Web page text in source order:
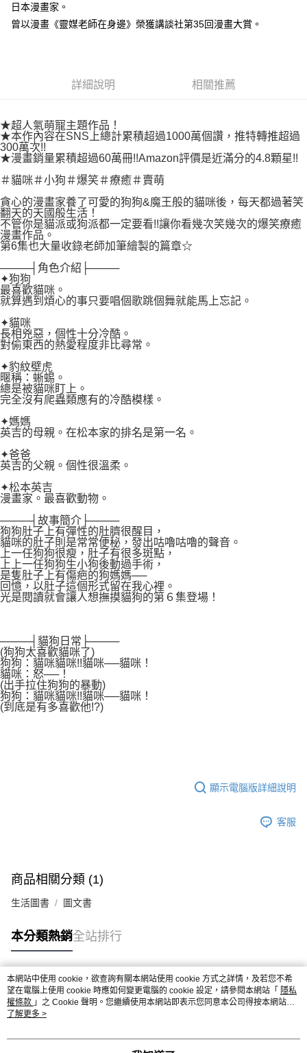
※ 請注意：結帳手續完成當下不需立刻繳費，但若您需要取消訂單，請聯絡
購買商品的店家。未經商家同意取消之訂單仍視為有效，需透過AFTEE先享
後付繳納相關費用。
權轉讓予恩沛科技股份有限公司。
２．關於個人資料處理事宜，請瀏覽以下網址：
https://aftee.tw/terms/#terms3
３．未成年的使用者請事先徵得法定代理人或監護人之同意方可使用
「AFTEE先享後付」，若未經同意申辦者引起之損失，本公司不負相關責
４．使用「AFTEE先享後付」時，將依據個別帳號之用戶狀況，依本公司即
時審查核予不同之上限額度；若仍有額度不足之情形，本公司將視審查結果
請求用戶進行身份認證。
５．嚴禁一人註冊多個帳號或使用他人資訊註冊。若發現惡意使用之情形，
恩沛科技股份有限公司將有權停止該用戶之使用額度並採取法律行動。
每筆NT$80，滿NT$500(含以上)免運費
付款後7-11取貨
每筆NT$80，滿NT$500(含以上)免運費
宅配
國家/地區配送 查看運費
日本漫畫家。
曾以漫畫《靈媒老師在身邊》榮獲講談社第35回漫畫大賞。
詳細說明 相關推薦
★超人氣萌寵主題作品！
★本作內容在SNS上總計累積超過1000萬個讚，推特轉推超過
300萬次!!
★漫畫銷量累積超過60萬冊!!Amazon評價是近滿分的4.8顆星!!
＃貓咪＃小狗＃爆笑＃療癒＃賣萌
貪心的漫畫家養了可愛的狗狗&魔王般的貓咪後，每天都過著笑
翻天的天國般生活！
不管你是貓派或狗派都一定要看!!讓你看幾次笑幾次的爆笑療癒
漫畫作品。
第6集也大量收錄老師加筆繪製的篇章☆
────┤角色介紹├────
✦狗狗
最喜歡貓咪。
就算遇到煩心的事只要唱個歌跳個舞就能馬上忘記。
✦貓咪
長相兇惡，個性十分冷酷。
對偷東西的熱愛程度非比尋常。
✦豹紋壁虎
暱稱：蜥蜴。
總是被貓咪盯上。
完全沒有爬蟲類應有的冷酷模樣。
✦媽媽
英吉的母親。在松本家的排名是第一名。
✦爸爸
英吉的父親。個性很溫柔。
✦松本英吉
漫畫家。最喜歡動物。
────┤故事簡介├────
狗狗肚子上有彈性的肚臍很醒目，
貓咪的肚子則是常常便秘，發出咕嚕咕嚕的聲音。
上一任狗狗很瘦，肚子有很多斑點，
上上一任狗狗生小狗後動過手術，
是隻肚子上有傷疤的狗媽媽──
回憶，以肚子這個形式留在我心裡。
光是閱讀就會讓人想撫摸貓狗的第６集登場！
────┤貓狗日常├────
(狗狗太喜歡貓咪了)
狗狗：貓咪貓咪!!貓咪──貓咪！
貓咪：怒──！
(出手拉住狗狗的暴動)
狗狗：貓咪貓咪!!貓咪──貓咪！
(到底是有多喜歡他!?)
顯示電腦版詳細說明
客服
商品相關分類 (1)
生活圖書 圖文書
本分類熱銷全站排行
熱門標籤
本網站中使用 cookie，欲查詢有關本網站使用 cookie 方式之詳情，及若您不希
望在電腦上使用 cookie 時應如何變更電腦的 cookie 設定，請參閱本網站「 隱私
權條款 」之 Cookie 聲明。您繼續使用本網站即表示您同意本公司得按本網站使
用條款之 Cookie 聲明使用 cookie。
了解更多 >